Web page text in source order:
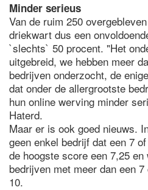
Minder serieus
Van de ruim 250
driekwart dus een
`slechts` 50 procent. "Het
uitgebreid, we hebben meer
bedrijven onderzocht, de
dat onder de allergrootste
hun online werving minder
Haterd.
Maar er is ook goed nieuws.
geen enkel bedrijf dat een 7
de hoogste score een 7,25
bedrijven met meer dan een
10.